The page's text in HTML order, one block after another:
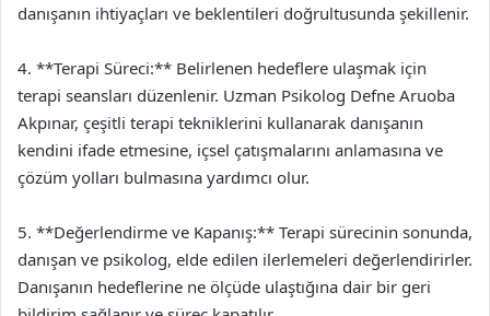
danışanın ihtiyaçları ve beklentileri doğrultusunda şekillenir.
4. **Terapi Süreci:** Belirlenen hedeflere ulaşmak için
terapi seansları düzenlenir. Uzman Psikolog Defne Aruoba
Akpınar, çeşitli terapi tekniklerini kullanarak danışanın
kendini ifade etmesine, içsel çatışmalarını anlamasına ve
çözüm yolları bulmasına yardımcı olur.
5. **Değerlendirme ve Kapanış:** Terapi sürecinin sonunda,
danışan ve psikolog, elde edilen ilerlemeleri değerlendirirler.
Danışanın hedeflerine ne ölçüde ulaştığına dair bir geri